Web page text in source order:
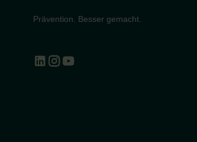
Prävention. Besser gemacht.